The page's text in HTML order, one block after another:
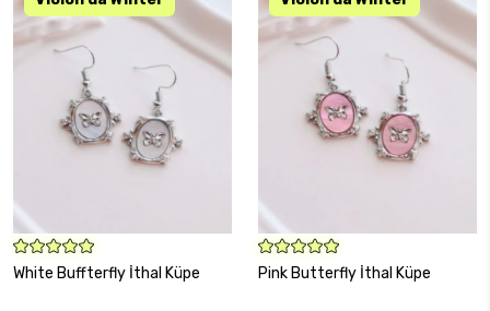
SEPETE EKLE
White Buffterfly İthal Küpe
SEPETE EKLE
Pink Butterfly İthal Küpe